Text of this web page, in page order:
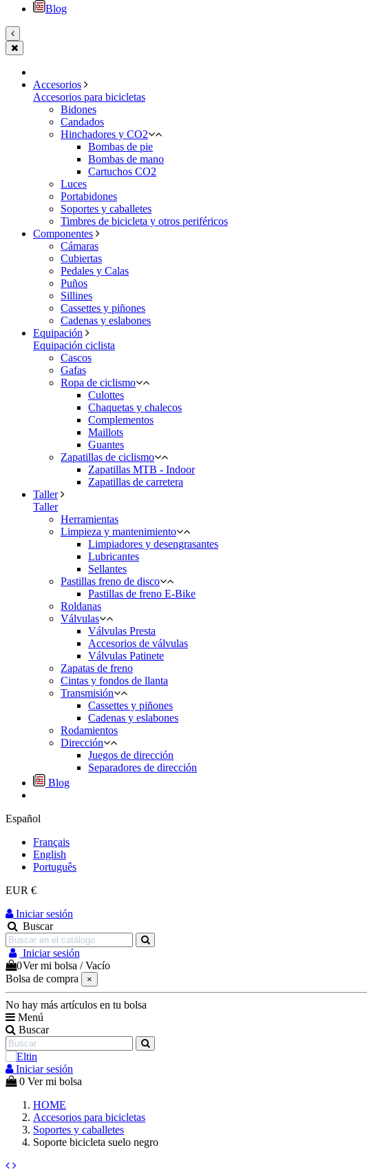
Blog
Accesorios
Accesorios para bicicletas
Bidones
Candados
Hinchadores y CO2
Bombas de pie
Bombas de mano
Cartuchos CO2
Luces
Portabidones
Soportes y caballetes
Timbres de bicicleta y otros periféricos
Componentes
Cámaras
Cubiertas
Pedales y Calas
Puños
Sillines
Cassettes y piñones
Cadenas y eslabones
Equipación
Equipación ciclista
Cascos
Gafas
Ropa de ciclismo
Culottes
Chaquetas y chalecos
Complementos
Maillots
Guantes
Zapatillas de ciclismo
Zapatillas MTB - Indoor
Zapatillas de carretera
Taller
Taller
Herramientas
Limpieza y mantenimiento
Limpiadores y desengrasantes
Lubricantes
Sellantes
Pastillas freno de disco
Pastillas de freno E-Bike
Roldanas
Válvulas
Válvulas Presta
Accesorios de válvulas
Válvulas Patinete
Zapatas de freno
Cintas y fondos de llanta
Transmisión
Cassettes y piñones
Cadenas y eslabones
Rodamientos
Dirección
Juegos de dirección
Separadores de dirección
Blog
Español
Français
English
Português
EUR €
Iniciar sesión
Buscar
Iniciar sesión
0Ver mi bolsa /Vacío
Bolsa de compra
×
No hay más artículos en tu bolsa
Menú
Buscar
Iniciar sesión
0 Ver mi bolsa
HOME
Accesorios para bicicletas
Soportes y caballetes
Soporte bicicleta suelo negro